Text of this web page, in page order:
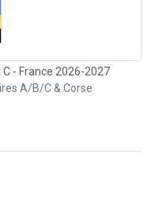
- France 2026-2027
A/B/C & Corse